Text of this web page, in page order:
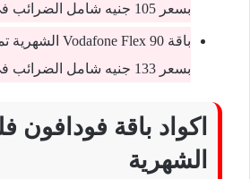
بسعر 105 جنيه شامل الضرائب في مصر.
بسعر 133 جنيه شامل الضرائب في مصر.
اكواد باقة فودافون
الشهرية